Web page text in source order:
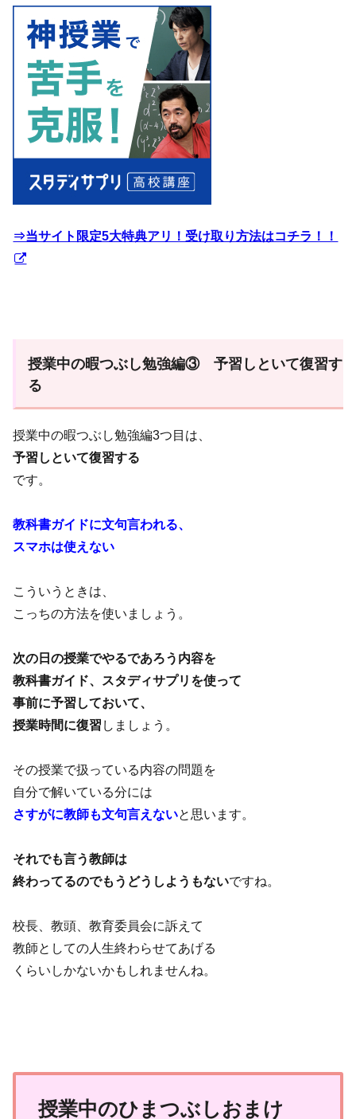
⇒当サイト限定5大特典アリ！受け取り方法はコチラ！！
授業中の暇つぶし勉強編③ 予習しといて復習す
る
授業中の暇つぶし勉強編3つ目は、
予習しといて復習する
です。
教科書ガイドに文句言われる、
スマホは使えない
こういうときは、
こっちの方法を使いましょう。
次の日の授業でやるであろう内容を
教科書ガイド、スタディサプリを使って
事前に予習しておいて、
授業時間に復習 しましょう。
その授業で扱っている内容の問題を
自分で解いている分には
さすがに教師も文句言えないと思います。
それでも言う教師は
終わってるのでもうどうしようもないですね。
校長、教頭、教育委員会に訴えて
教師としての人生終わらせてあげる
くらいしかないかもしれませんね。
授業中のひまつぶしおまけ